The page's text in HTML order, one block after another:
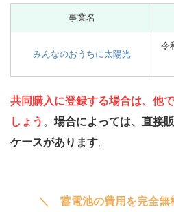
事業名
みんなのおうちに太陽光
令
共同購入に登録する場合は、他
しょう 。 場合によっては、直接
ケースがあります。
蓄電池の費用を完全無